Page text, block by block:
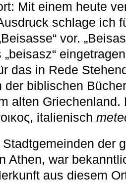
Mit einem heute
schlage ich
vor.
das in Rede
der biblischen
alten
italienisch
der
Athen, war
aus diesem